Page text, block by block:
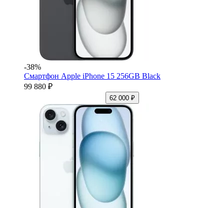
-38%
Смартфон Apple iPhone 15 256GB Black
99 880 ₽
62 000 ₽